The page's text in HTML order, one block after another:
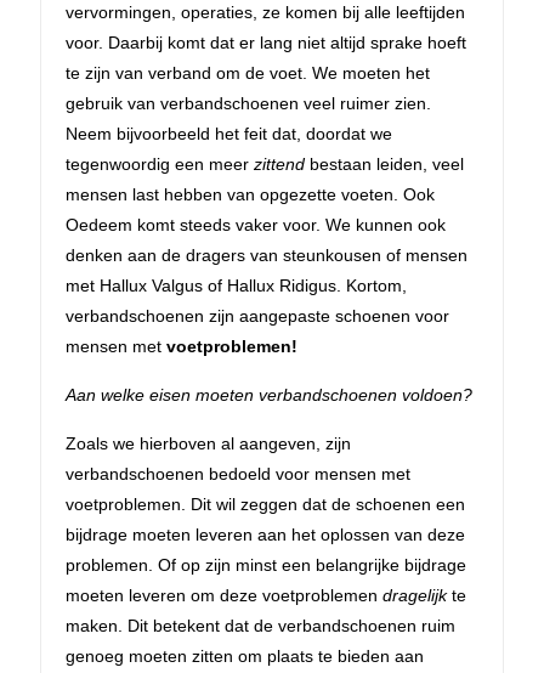
vervormingen, operaties, ze komen bij alle leeftijden
voor. Daarbij komt dat er lang niet altijd sprake hoeft
te zijn van verband om de voet. We moeten het
gebruik van verbandschoenen veel ruimer zien.
Neem bijvoorbeeld het feit dat, doordat we
tegenwoordig een meer zittend bestaan leiden, veel
mensen last hebben van opgezette voeten. Ook
Oedeem komt steeds vaker voor. We kunnen ook
denken aan de dragers van steunkousen of mensen
met Hallux Valgus of Hallux Ridigus. Kortom,
verbandschoenen zijn aangepaste schoenen voor
mensen met voetproblemen!
Aan welke eisen moeten verbandschoenen voldoen?
Zoals we hierboven al aangeven, zijn
verbandschoenen bedoeld voor mensen met
voetproblemen. Dit wil zeggen dat de schoenen een
bijdrage moeten leveren aan het oplossen van deze
problemen. Of op zijn minst een belangrijke bijdrage
moeten leveren om deze voetproblemen dragelijkte
maken. Dit betekent dat de verbandschoenen ruim
genoeg moeten zitten om plaats te bieden aan